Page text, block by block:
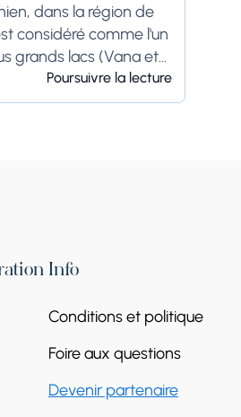
dans la région de
considéré comme l'un
grands lacs (Vana et
Poursuivre la lecture
Info
Conditions et politique
Foire aux questions
Devenir partenaire